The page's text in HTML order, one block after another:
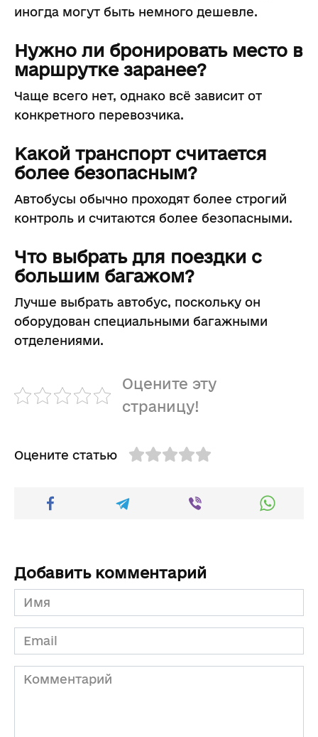
иногда могут быть немного дешевле.
Нужно ли бронировать место в
маршрутке заранее?
Чаще всего нет, однако всё зависит от
конкретного перевозчика.
Какой транспорт считается
более безопасным?
Автобусы обычно проходят более строгий
контроль и считаются более безопасными.
Что выбрать для поездки с
большим багажом?
Лучше выбрать автобус, поскольку он
оборудован специальными багажными
отделениями.
Оцените эту
страницу!
Оцените статью
Добавить комментарий
Имя
*
Email
*
Комментарий